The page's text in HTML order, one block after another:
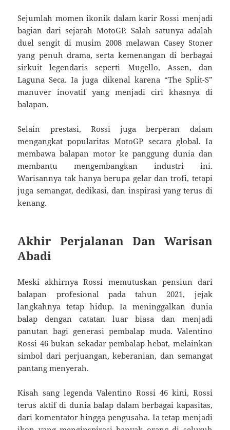
Sejumlah momen ikonik dalam karir Rossi menjadi
bagian dari sejarah MotoGP. Salah satunya adalah
duel sengit di musim 2008 melawan Casey Stoner
yang penuh drama, serta kemenangan di berbagai
sirkuit legendaris seperti Mugello, Assen, dan
Laguna Seca. Ia juga dikenal karena “The Split-S”
manuver inovatif yang menjadi ciri khasnya di
balapan.
Selain prestasi, Rossi juga berperan dalam
mengangkat popularitas MotoGP secara global. Ia
membawa balapan motor ke panggung dunia dan
membantu mengembangkan industri ini.
Warisannya tak hanya berupa gelar dan trofi, tetapi
juga semangat, dedikasi, dan inspirasi yang terus di
kenang.
Akhir Perjalanan Dan Warisan
Abadi
Meski akhirnya Rossi memutuskan pensiun dari
balapan profesional pada tahun 2021, jejak
langkahnya tetap hidup. Ia meninggalkan dunia
balap dengan catatan luar biasa dan menjadi
panutan bagi generasi pembalap muda. Valentino
Rossi 46 bukan sekadar pembalap hebat, melainkan
simbol dari perjuangan, keberanian, dan semangat
pantang menyerah.
Kisah sang legenda Valentino Rossi 46 kini, Rossi
terus aktif di dunia balap dalam berbagai kapasitas,
dari komentator hingga pengusaha. Ia tetap menjadi